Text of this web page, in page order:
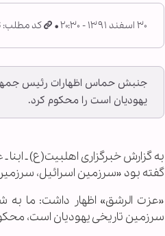
۳۰ اسفند ۱۳۹۱ - ۲۰:۳۰ کد مطلب: 401806
جنبش حماس اظهارات رئیس
یهودیان است را محکوم کرد.
به گزارش خبرگزاری اهل‏بیت(ع) ـ
گفته بود «سرزمین اسرائیل،‌
«عزت الرشق» اظهار داشت: ما به
سرزمین تاریخی یهودیان است،